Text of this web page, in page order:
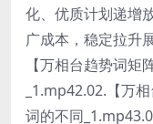
化、优质计划递增
广成本，稳定拉升
【万相台趋势词
_1.mp42.02.【万
词的不同